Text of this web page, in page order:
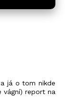
já o tom nikde
vágní) report na